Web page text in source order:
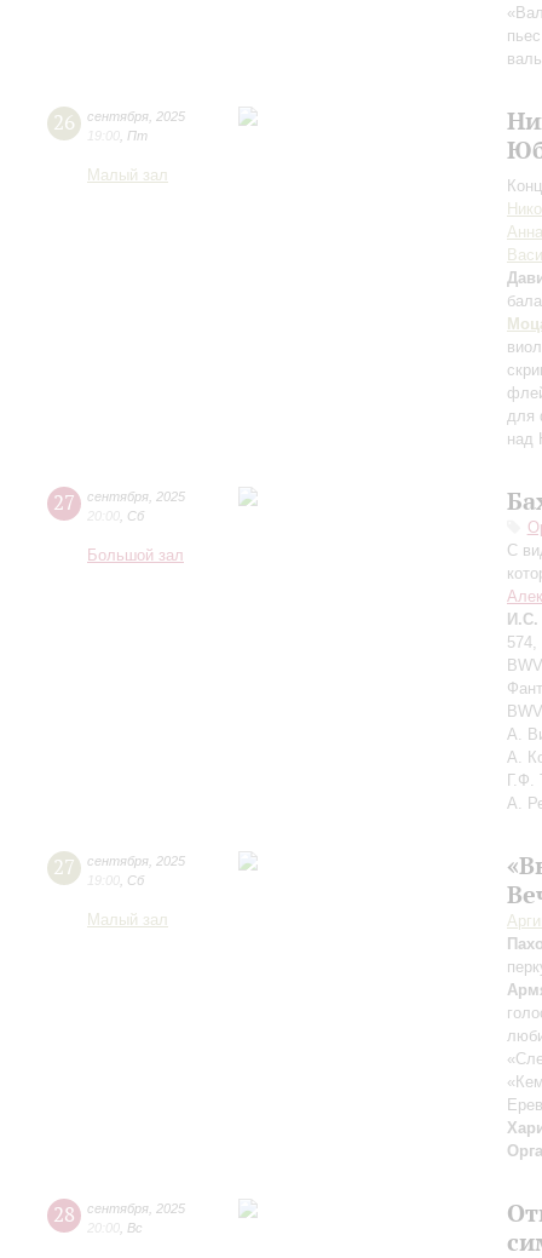
26 сентября 2025
19:00 Пт
Малый зал
для
над
27 сентября 2025
20:00 Сб
Большой зал
С
И.С.
А.
А.
Г.Ф.
А.
27 сентября 2025
19:00 Сб
Малый зал
28 сентября 2025
20:00 Вс